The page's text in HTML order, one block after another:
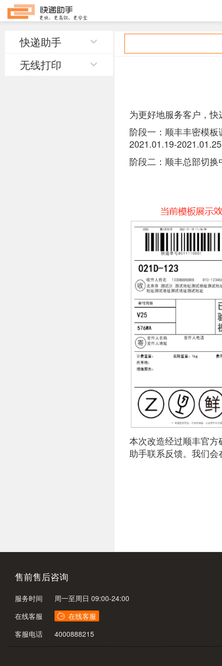
快递助手
无线打印
为更好地服务客户，
阶段一：顺丰丰密模
2021.01.19-
阶段二：顺丰总部切
本次改造经过顺丰官
助手联系反馈。我们
售前售后咨询
服务时间
周一至周日 09:00-24:00
在线客服
客服电话
4000888215